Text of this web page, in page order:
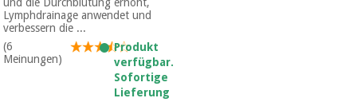
(ausverkauf)
Sanitärkleiderschränke
Veterinärmedizin
Lymphdrainage anwendet und
verbessern die ...
(6
Meinungen)
Produkt
verfügbar.
Sofortige
Lieferung